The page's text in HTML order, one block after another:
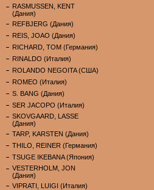
RASMUSSEN, KENT
(Дания)
REFBJERG (Дания)
REIS, JOAO (Дания)
RICHARD, TOM (Германия)
RINALDO (Италия)
ROLANDO NEGOITA (США)
ROMEO (Италия)
S. BANG (Дания)
SER JACOPO (Италия)
SKOVGAARD, LASSE
(Дания)
TARP, KARSTEN (Дания)
THILO, REINER (Германия)
TSUGE IKEBANA (Япония)
VESTERHOLM, JON
(Дания)
VIPRATI, LUIGI (Италия)